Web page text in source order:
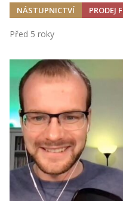
NÁSTUPNICTVÍ PRODEJ
Před 5 roky